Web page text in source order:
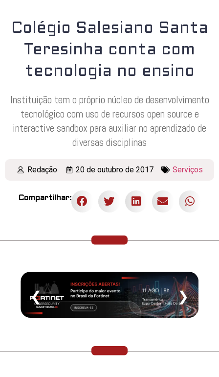
Colégio Salesiano Santa
Teresinha conta com
tecnologia no ensino
Instituição tem o próprio núcleo de desenvolvimento
tecnológico com uso de recursos open source e
interactive sandbox para auxiliar no aprendizado de
diversas disciplinas
Redação 20 de outubro de 2017 Serviços
Compartilhar:
❮ ❯